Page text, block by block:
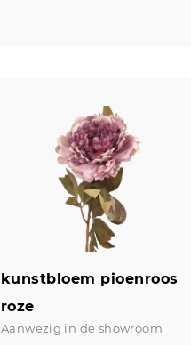
kunstbloem pioenroos
roze
Aanwezig in de showroom